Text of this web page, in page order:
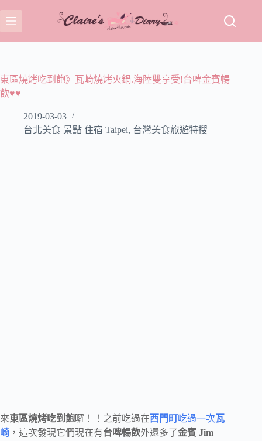
至
主
容
東區燒烤吃到飽》瓦崎燒烤火鍋.海陸雙享受!台啤金賓暢
飲♥♥
2019-03-03
台北美食 景點 住宿 Taipei, 台灣美食旅遊特搜
來東區燒烤吃到飽囉！！之前吃過在西門町吃過一次瓦
崎 ，這次發現它們現在有台啤暢飲外還多了金賓 Jim